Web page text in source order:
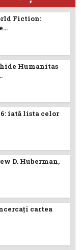
Fiction:
Humanitas
iată lista celor
D. Huberman,
cartea